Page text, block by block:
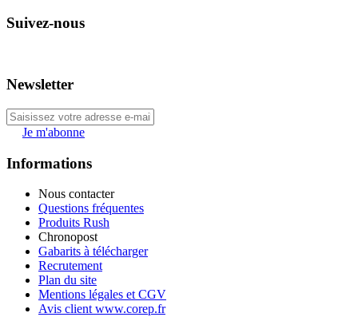
Suivez-nous
Newsletter
Je m'abonne
Informations
Nous contacter
Questions fréquentes
Produits Rush
Chronopost
Gabarits à télécharger
Recrutement
Plan du site
Mentions légales et CGV
Avis client www.corep.fr